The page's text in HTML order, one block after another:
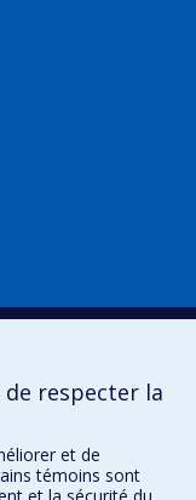
de respecter la
et de
témoins sont
et la sécurité du